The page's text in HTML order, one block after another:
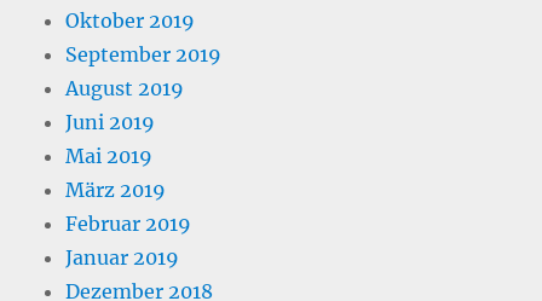
Oktober 2019
September 2019
August 2019
Juni 2019
Mai 2019
März 2019
Februar 2019
Januar 2019
Dezember 2018